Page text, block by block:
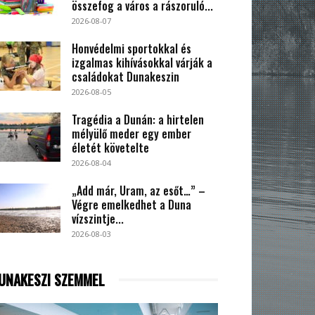
összefog a város a rászoruló...
2026-08-07
Honvédelmi sportokkal és
izgalmas kihívásokkal várják a
családokat Dunakeszin
2026-08-05
Tragédia a Dunán: a hirtelen
mélyülő meder egy ember
életét követelte
2026-08-04
„Add már, Uram, az esőt…” –
Végre emelkedhet a Duna
vízszintje...
2026-08-03
SZEMMEL